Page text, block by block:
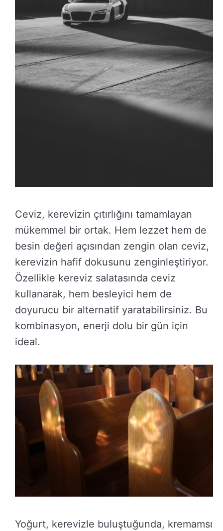
Ceviz, kerevizin çıtırlığını tamamlayan
mükemmel bir ortak. Hem lezzet hem de
besin değeri açısından zengin olan ceviz,
kerevizin hafif dokusunu zenginleştiriyor.
Özellikle kereviz salatasında ceviz
kullanarak, hem besleyici hem de
doyurucu bir alternatif yaratabilirsiniz. Bu
kombinasyon, enerji dolu bir gün için
ideal.
Yoğurt, kerevizle buluştuğunda, kremamsı